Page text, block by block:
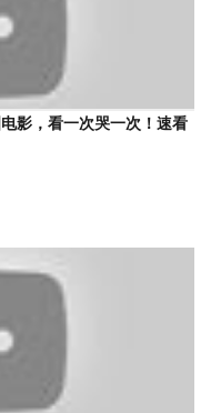
影，看一次哭一次！速看